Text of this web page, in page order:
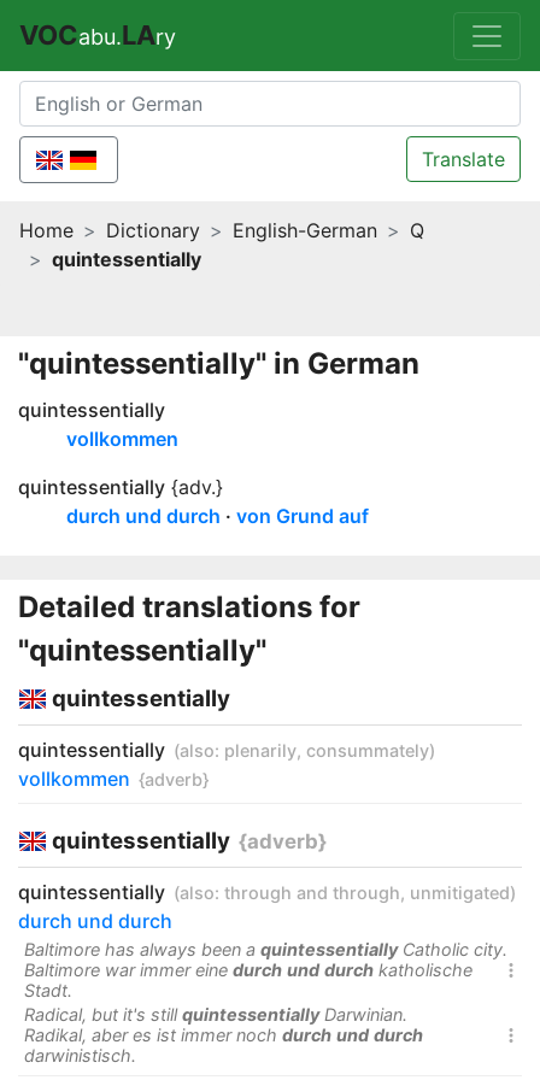
VOCabu.LAry
Translate
Home Dictionary English-German
Q
quintessentially
"quintessentially" in German
quintessentially
vollkommen
quintessentially {adv.}
durch und durch
von Grund auf
Detailed translations for
"quintessentially"
quintessentially
quintessentially (also: plenarily, consummately)
vollkommen {adverb}
quintessentially {adverb}
quintessentially (also: through and through, unmitigated)
durch und durch
Baltimore has always been a quintessentiallyCatholic city.

Baltimore war immer eine durch und durch katholische
Stadt.
Radical, but it's stillquintessentiallyDarwinian.

Radikal, aber es ist immer noch durch und durch
darwinistisch.